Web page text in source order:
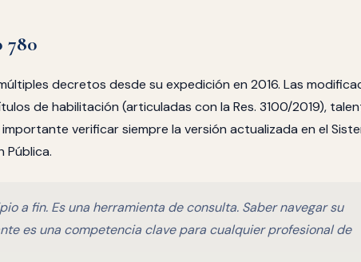
780
decretos desde su expedición en 2016. Las
de habilitación (articuladas con la Res. 3100/2019),
verificar siempre la versión actualizada en el
Pública.
a fin. Es una herramienta de consulta. Saber navegar su
es una competencia clave para cualquier profesional de